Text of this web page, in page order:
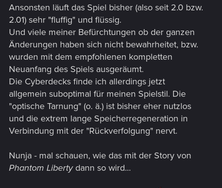
Ansonsten läuft das Spiel bisher (also seit 2.0 bzw.
2.01) sehr "fluffig" und flüssig.
Und viele meiner Befürchtungen ob der ganzen
Änderungen haben sich nicht bewahrheitet, bzw.
wurden mit dem empfohlenen kompletten
Neuanfang des Spiels ausgeräumt.
Die Cyberdecks finde ich allerdings jetzt
allgemein suboptimal für meinen Spielstil. Die
"optische Tarnung" (o. ä.) ist bisher eher nutzlos
und die extrem lange Speicherregeneration in
Verbindung mit der "Rückverfolgung" nervt.
Nunja - mal schauen, wie das mit der Story von
Phantom Libertydann so wird...